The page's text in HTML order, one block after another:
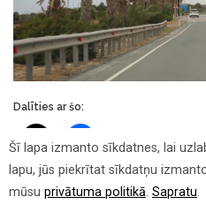
Dalīties ar šo:
«Ceļojums uz Kipru:
Šī lapa izmanto sīkdatnes, lai
lapu, jūs piekrītat sīkdatņu
mūsu privātuma politikā. Sapratu.